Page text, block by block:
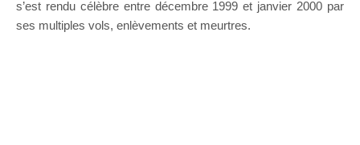
s’est rendu célèbre entre décembre 1999 et janvier 2000 par
ses multiples vols, enlèvements et meurtres.